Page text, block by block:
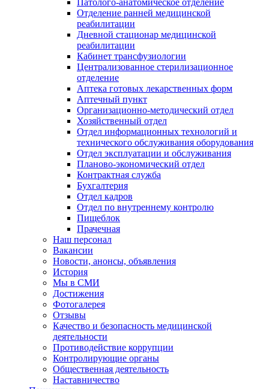
Патолого-анатомическое отделение
Отделение ранней медицинской
реабилитации
Дневной стационар медицинской
реабилитации
Кабинет трансфузиологии
Централизованное стерилизационное
отделение
Аптека готовых лекарственных форм
Аптечный пункт
Организационно-методический отдел
Хозяйственный отдел
Отдел информационных технологий и
технического обслуживания оборудования
Отдел эксплуатации и обслуживания
Планово-экономический отдел
Контрактная служба
Бухгалтерия
Отдел кадров
Отдел по внутреннему контролю
Пищеблок
Прачечная
Наш персонал
Вакансии
Новости, анонсы, объявления
История
Мы в СМИ
Достижения
Фотогалерея
Отзывы
Качество и безопасность медицинской
деятельности
Противодействие коррупции
Контролирующие органы
Общественная деятельность
Наставничество